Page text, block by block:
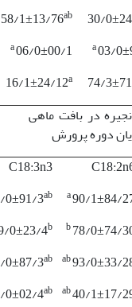
30/
58/1±13/76ab
03/
a
06/0±00/1
a
74/
16/1±24/12a
در بافت ماهی
دوره پرورش
C18:3n3
90/1±84/
0±91/3ab
78/0±74/
0±23/4b
93/0±33/
0±87/3ab
40/1±17/
0±02/4ab